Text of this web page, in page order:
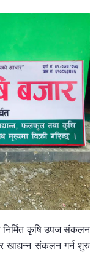
निर्मित कृषि उपज संकलन
र खाद्यन्न संकलन गर्न शुरु